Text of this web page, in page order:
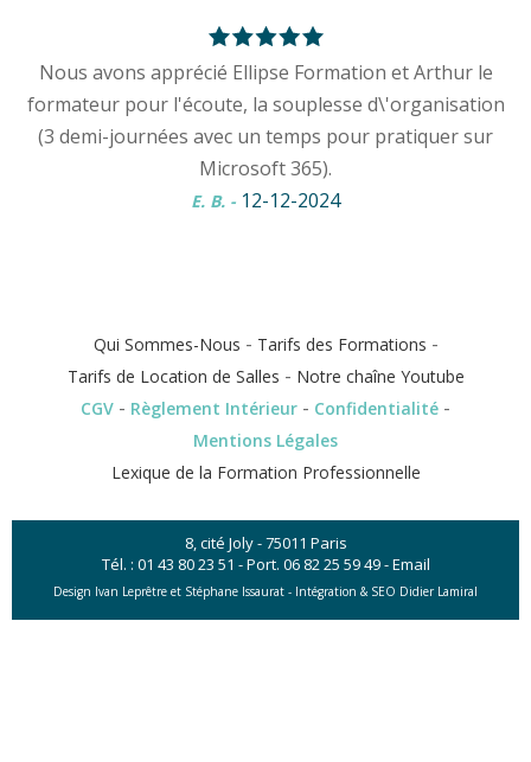
Nous avons apprécié Ellipse Formation et Arthur le
formateur pour l'écoute, la souplesse d\'organisation
(3 demi-journées avec un temps pour pratiquer sur
Microsoft 365).
E. B. - 12-12-2024
Qui Sommes-Nous - Tarifs des Formations -
Tarifs de Location de Salles - Notre chaîne Youtube
CGV - Règlement Intérieur - Confidentialité -
Mentions Légales
Lexique de la Formation Professionnelle
8, cité Joly - 75011 Paris
Tél. : 01 43 80 23 51 - Port. 06 82 25 59 49-Email
Design Ivan Leprêtre et Stéphane Issaurat - Intégration & SEO Didier Lamiral